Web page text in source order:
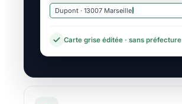
Dupont · 13007 Marseille
Carte grise éditée · sans préfecture